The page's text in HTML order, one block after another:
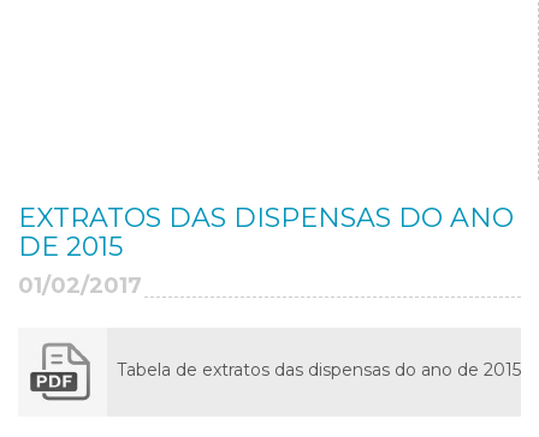
EXTRATOS DAS DISPENSAS DO ANO
DE 2015
01/02/2017
Tabela de extratos das dispensas do ano de 2015